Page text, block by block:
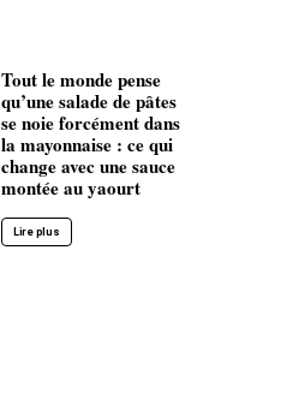
Tout le monde pense
qu’une salade de pâtes
se noie forcément dans
la mayonnaise : ce qui
change avec une sauce
montée au yaourt
Lire plus